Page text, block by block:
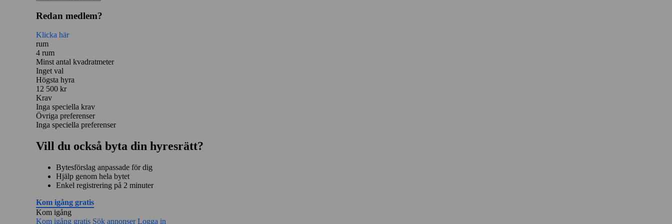
Redan medlem?
Klicka här
rum
4 rum
Minst antal kvadratmeter
Inget val
Högsta hyra
12 500 kr
Krav
Inga speciella krav
Övriga preferenser
Inga speciella preferenser
Vill du också byta din hyresrätt?
Bytesförslag anpassade för dig
Hjälp genom hela bytet
Enkel registrering på 2 minuter
Kom igång gratis
Kom igång
Kom igång gratis Sök annonserLogga in